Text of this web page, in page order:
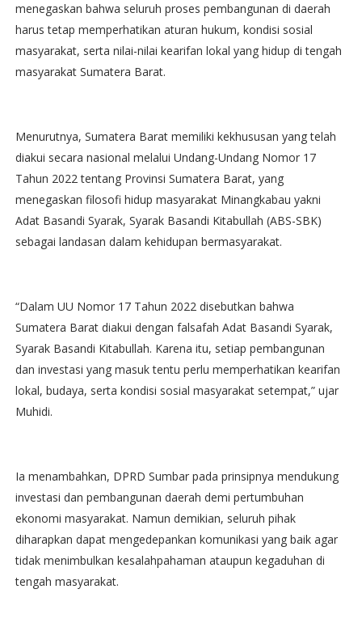
menegaskan bahwa seluruh proses pembangunan di daerah
harus tetap memperhatikan aturan hukum, kondisi sosial
masyarakat, serta nilai-nilai kearifan lokal yang hidup di tengah
masyarakat Sumatera Barat.
Menurutnya, Sumatera Barat memiliki kekhususan yang telah
diakui secara nasional melalui Undang-Undang Nomor 17
Tahun 2022 tentang Provinsi Sumatera Barat, yang
menegaskan filosofi hidup masyarakat Minangkabau yakni
Adat Basandi Syarak, Syarak Basandi Kitabullah (ABS-SBK)
sebagai landasan dalam kehidupan bermasyarakat.
“Dalam UU Nomor 17 Tahun 2022 disebutkan bahwa
Sumatera Barat diakui dengan falsafah Adat Basandi Syarak,
Syarak Basandi Kitabullah. Karena itu, setiap pembangunan
dan investasi yang masuk tentu perlu memperhatikan kearifan
lokal, budaya, serta kondisi sosial masyarakat setempat,” ujar
Muhidi.
Ia menambahkan, DPRD Sumbar pada prinsipnya mendukung
investasi dan pembangunan daerah demi pertumbuhan
ekonomi masyarakat. Namun demikian, seluruh pihak
diharapkan dapat mengedepankan komunikasi yang baik agar
tidak menimbulkan kesalahpahaman ataupun kegaduhan di
tengah masyarakat.